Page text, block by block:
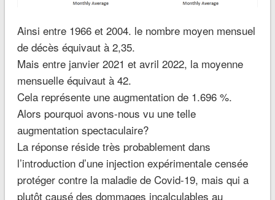
Ainsi entre 1966 et 2004. le nombre moyen mensuel
de décès équivaut à 2,35.
Mais entre janvier 2021 et avril 2022, la moyenne
mensuelle équivaut à 42.
Cela représente une augmentation de 1.696 %.
Alors pourquoi avons-nous vu une telle
augmentation spectaculaire?
La réponse réside très probablement dans
l’introduction d’une injection expérimentale censée
protéger contre la maladie de Covid-19, mais qui a
plutôt causé des dommages incalculables au